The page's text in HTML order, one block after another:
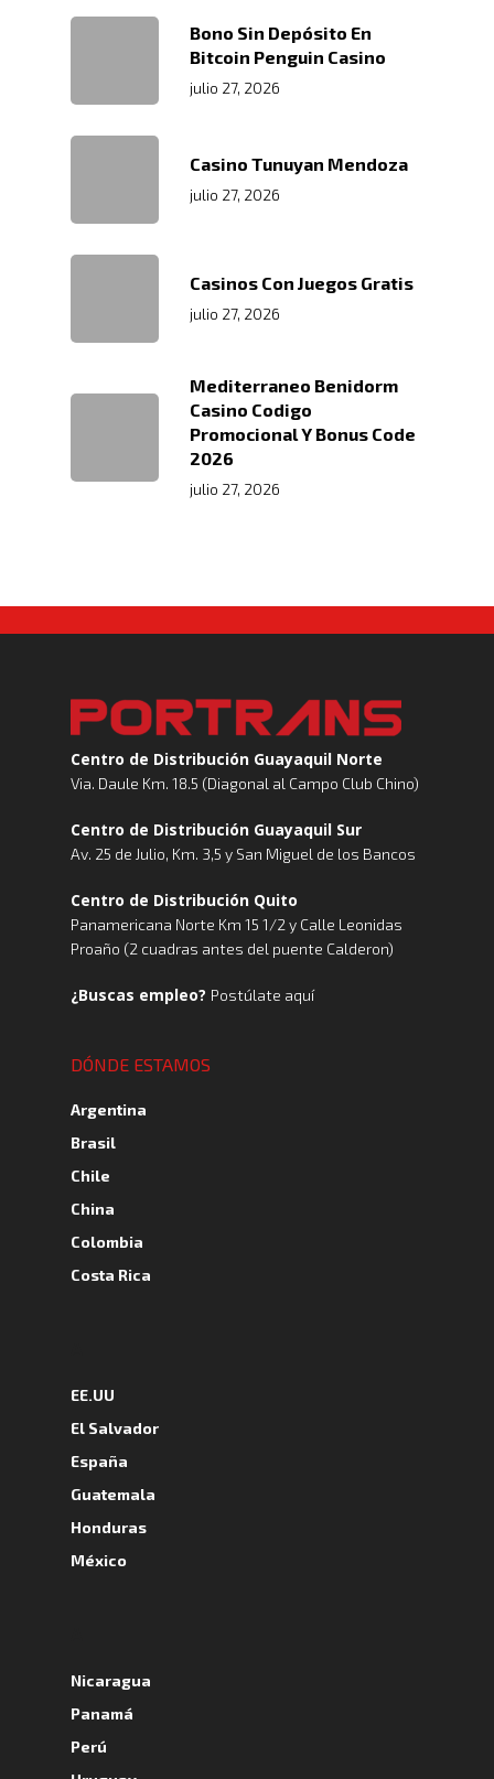
Bono Sin Depósito En
Bitcoin Penguin Casino
julio 27, 2026
Casino Tunuyan Mendoza
julio 27, 2026
Casinos Con Juegos Gratis
julio 27, 2026
Mediterraneo Benidorm
Casino Codigo
Promocional Y Bonus Code
2026
julio 27, 2026
Centro de Distribución Guayaquil Norte
Via. Daule Km. 18.5 (Diagonal al Campo Club Chino)
Centro de Distribución Guayaquil Sur
Av. 25 de Julio, Km. 3,5 y San Miguel de los Bancos
Centro de Distribución Quito
Panamericana Norte Km 15 1/2 y Calle Leonidas
Proaño (2 cuadras antes del puente Calderon)
¿Buscas empleo? Postúlate aquí
DÓNDE ESTAMOS
Argentina
Brasil
Chile
China
Colombia
Costa Rica
EE.UU
El Salvador
España
Guatemala
Honduras
México
Nicaragua
Panamá
Perú
Depósito Comercial
Servicio Aduanal
Políticas De Seguridad
Webmail
Trabaja Con
Nosotros